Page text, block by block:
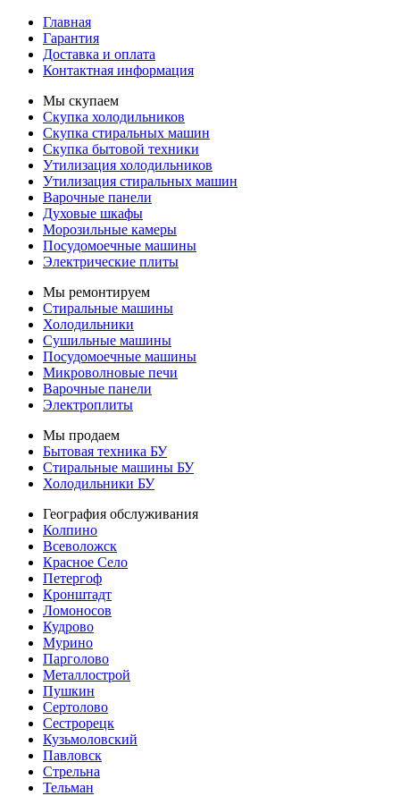
Главная
Гарантия
Доставка и оплата
Контактная информация
Мы скупаем
Скупка холодильников
Скупка стиральных машин
Скупка бытовой техники
Утилизация холодильников
Утилизация стиральных машин
Варочные панели
Духовые шкафы
Морозильные камеры
Посудомоечные машины
Электрические плиты
Мы ремонтируем
Стиральные машины
Холодильники
Сушильные машины
Посудомоечные машины
Микроволновые печи
Варочные панели
Электроплиты
Мы продаем
Бытовая техника БУ
Стиральные машины БУ
Холодильники БУ
География обслуживания
Колпино
Всеволожск
Красное Село
Петергоф
Кронштадт
Ломоносов
Кудрово
Мурино
Парголово
Металлострой
Пушкин
Сертолово
Сестрорецк
Кузьмоловский
Павловск
Стрельна
Тельман